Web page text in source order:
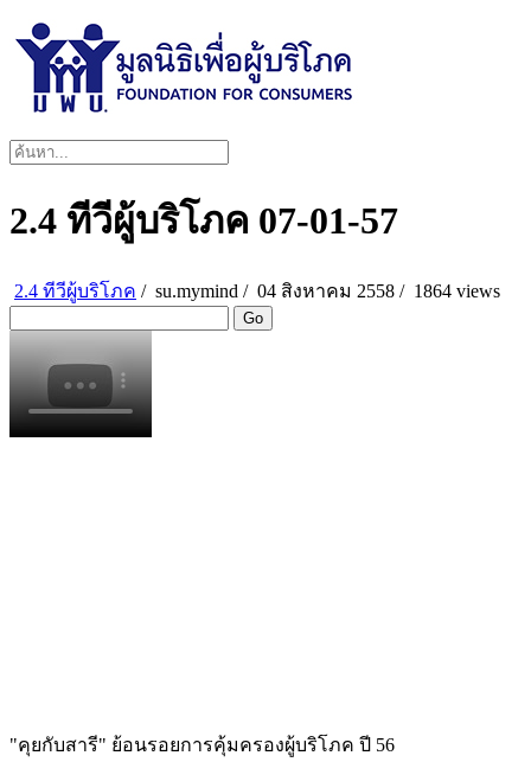
2.4 ทีวีผู้บริโภค 07-01-57
2.4 ทีวีผู้บริโภค / su.mymind / 04 สิงหาคม 2558 / 1864 views
Go
"คุยกับสารี" ย้อนรอยการคุ้มครองผู้บริโภค ปี 56